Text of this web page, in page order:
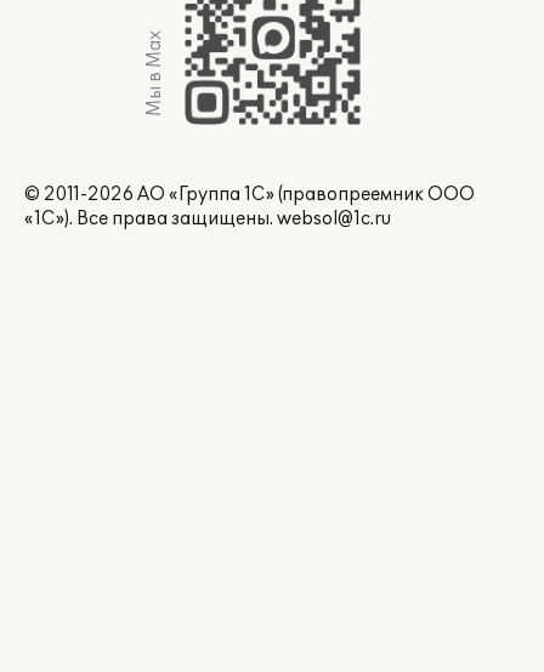
Мы в Max
© 2011-2026 АО «Группа 1С» (правопреемник ООО
«1С»). Все права защищены. websol@1c.ru